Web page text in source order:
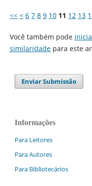
<< < 6 7 8 9 10 11 12 13
Você também pode
similaridadepara este
Enviar Submissão
Informações
Para Leitores
Para Autores
Para Bibliotecários